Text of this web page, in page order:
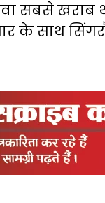
सबसे खराब
के साथ